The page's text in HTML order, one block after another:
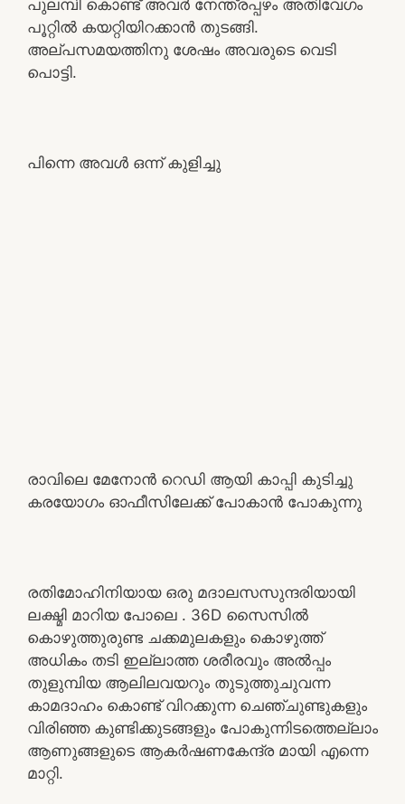
പുലമ്പി കൊണ്ട് അവർ നേന്ത്രപ്പഴം അതിവേഗം
പൂറ്റിൽ കയറ്റിയിറക്കാൻ തുടങ്ങി.
അല്പസമയത്തിനു ശേഷം അവരുടെ വെടി
പൊട്ടി.
പിന്നെ അവൾ ഒന്ന് കുളിച്ചു
രാവിലെ മേനോൻ റെഡി ആയി കാപ്പി കുടിച്ചു
കരയോഗം ഓഫീസിലേക്ക് പോകാൻ പോകുന്നു
രതിമോഹിനിയായ ഒരു മദാലസസുന്ദരിയായി
ലക്ഷ്മി മാറിയ പോലെ . 36D സൈസിൽ
കൊഴുത്തുരുണ്ട ചക്കമുലകളും കൊഴുത്ത്
അധികം തടി ഇല്ലാത്ത ശരീരവും അൽപ്പം
തുളുമ്പിയ ആലിലവയറും തുടുത്തുചുവന്ന
കാമദാഹം കൊണ്ട് വിറക്കുന്ന ചെഞ്ചുണ്ടുകളും
വിരിഞ്ഞ കുണ്ടിക്കുടങ്ങളും പോകുന്നിടത്തെല്ലാം
ആണുങ്ങളുടെ ആകർഷണകേന്ദ്ര മായി എന്നെ
മാറ്റി.